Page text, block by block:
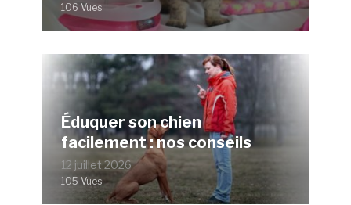
106 Vues
Éduquer son chien
facilement : nos conseils
12 juillet 2026
105 Vues